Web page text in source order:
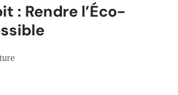
: Rendre l’Éco-